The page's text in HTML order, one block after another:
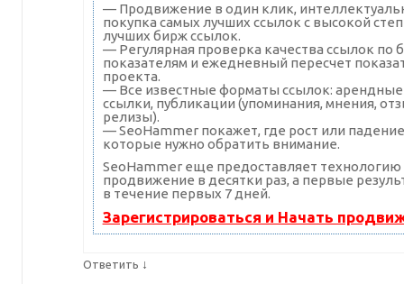
— Продвижение в один клик,
покупка самых лучших ссылок с высокой
лучших бирж ссылок.
— Регулярная проверка качества ссылок по
показателям и ежедневный пересчет
проекта.
— Все известные форматы ссылок:
ссылки, публикации (упоминания, мнения,
релизы).
— SeoHammer покажет, где рост или
которые нужно обратить внимание.
SeoHammer еще предоставляет технологию
продвижение в десятки раз, а первые
в течение первых 7 дней.
Зарегистрироваться и Начать
Ответить ↓